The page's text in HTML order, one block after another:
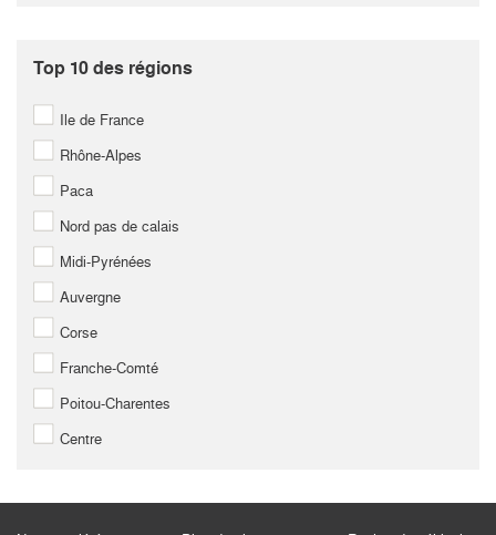
Top 10 des régions
Ile de France
Rhône-Alpes
Paca
Nord pas de calais
Midi-Pyrénées
Auvergne
Corse
Franche-Comté
Poitou-Charentes
Centre